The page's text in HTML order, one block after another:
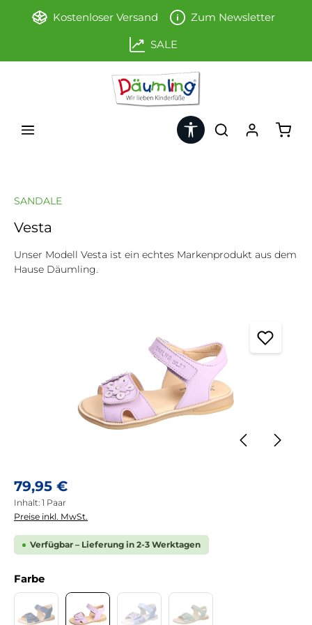
Zum Hauptinhalt springen
Kostenloser Versand Zum Newsletter
SALE
Werkzeugleiste anzeigen
SANDALE
Vesta
Unser Modell Vesta ist ein echtes Markenprodukt aus dem
Hause Däumling.
Regulärer Preis:
79,95 €
Inhalt: 1 Paar
Preise inkl. MwSt.
Verfügbar – Lieferung in 2-3 Werktagen
Farbeauswählen